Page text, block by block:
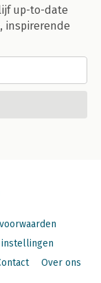
up-to-date
inspirerende
instellingen
Over ons